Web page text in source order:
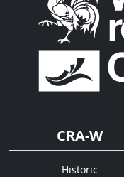
CRA-W
Historic